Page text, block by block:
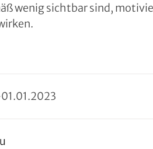
wenig sichtbar sind,
01.01.2023